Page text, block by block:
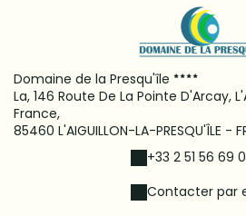
Domaine de la Presqu'île
La, 146 Route De La Pointe D'Arcay,
France,
85460 L'AIGUILLON-LA-PRESQU'ÎLE -
+33 2 51 56 69
Contacter par